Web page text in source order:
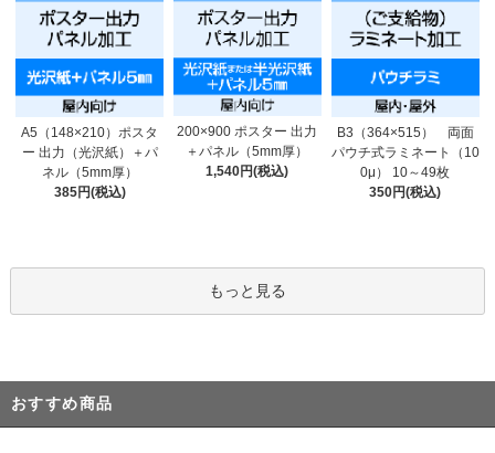
A5（148×210）ポスタ
ー 出力（光沢紙）＋パ
ネル（5mm厚）
385円(税込)
200×900 ポスター 出力
＋パネル（5mm厚）
1,540円(税込)
B3（364×515） 両面
パウチ式ラミネート（10
0μ） 10～49枚
350円(税込)
もっと見る
おすすめ商品